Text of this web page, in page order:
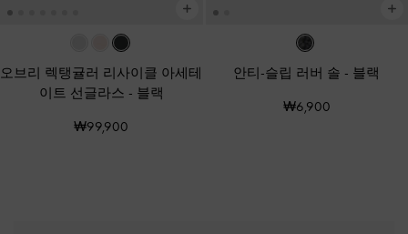
오브리 렉탱귤러 리사이클 아세테
이트 선글라스 - 블랙
₩99,900
안티-슬립 러버 솔 - 블랙
₩6,900